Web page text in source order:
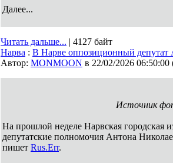
Далее...
Читать дальше... | 4127 байт
Нарва : В Нарве оппозиционный депутат
Автор: MONMOON в 22/02/2026 06:50:00
Источник
На прошлой неделе Нарвская городская
депутатские полномочия Антона
пишет Rus.Err.